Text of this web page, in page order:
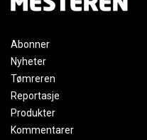
Abonner
Nyheter
Tømreren
Reportasje
Produkter
Kommentarer